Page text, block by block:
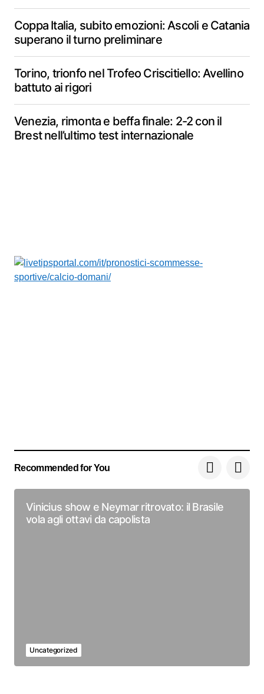
Coppa Italia, subito emozioni: Ascoli e Catania
superano il turno preliminare
Torino, trionfo nel Trofeo Criscitiello: Avellino
battuto ai rigori
Venezia, rimonta e beffa finale: 2-2 con il
Brest nell’ultimo test internazionale
Recommended for You
Vinicius show e Neymar ritrovato: il Brasile
vola agli ottavi da capolista
Uncategorized